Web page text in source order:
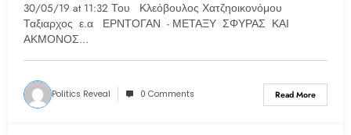
30/05/19 at 11:32 Του Κλεόβουλος Χατζηοικονόμου
Ταξιαρχος ε.α ΕΡΝΤΟΓΑΝ - ΜΕΤΑΞΥ ΣΦΥΡΑΣ ΚΑΙ
ΑΚΜΟΝΟΣ…
Politics Reveal 0 Comments Read More